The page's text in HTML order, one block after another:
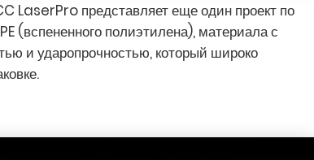
LaserPro представляет еще один проект по
(вспененного полиэтилена), материала с
и ударопрочностью, который широко